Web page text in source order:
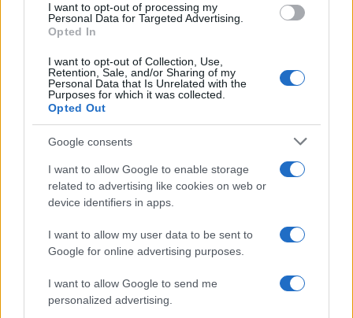
I want to opt-out of processing my
Personal Data for Targeted Advertising.
Opted In
I want to opt-out of Collection, Use,
Retention, Sale, and/or Sharing of my
Personal Data that Is Unrelated with the
Purposes for which it was collected.
Opted Out
Google consents
I want to allow Google to enable storage
related to advertising like cookies on web or
device identifiers in apps.
I want to allow my user data to be sent to
Google for online advertising purposes.
I want to allow Google to send me
personalized advertising.
La Maddalena, festa per i 30 anni del Diving
Esce di strada con l’auto ad Arzachena: ferito il
conducente
Turiste si perdono a Tavolara: salvate dai vigili
del fuoco
Meteo Olbia 6 agosto, migliora il tempo in
Gallura
Incidente Olbia, poliziotto in vacanza salva 6